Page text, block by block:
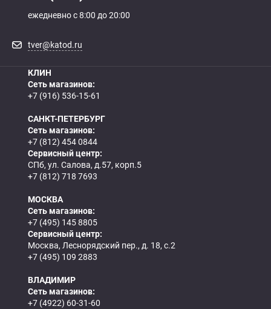
ежедневно с 8:00 до 20:00
tver@katod.ru
КЛИН
Сеть магазинов:
+7 (916) 536-15-61
САНКТ-ПЕТЕРБУРГ
Сеть магазинов:
+7 (812) 454 0844
Сервисный центр:
СПб, ул. Салова, д.57, корп.5
+7 (812) 718 7693
МОСКВА
Сеть магазинов:
+7 (495) 145 8805
Сервисный центр:
Москва, Леснорядский пер., д. 18, с.2
+7 (495) 109 2883
ВЛАДИМИР
Сеть магазинов:
+7 (4922) 60-31-60